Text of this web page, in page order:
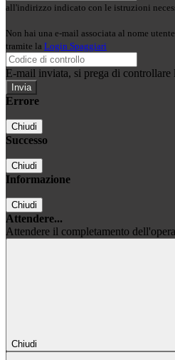
all'indirizzo indicato con le istruzioni
Non hai una e-mail associata al nome
tramite la Login Spaggiari
E-mail inviata, si prega di controllare
Errore
Chiudi
Successo
Chiudi
Informazione
Chiudi
Attendere...
Attendere il completamento
Chiudi